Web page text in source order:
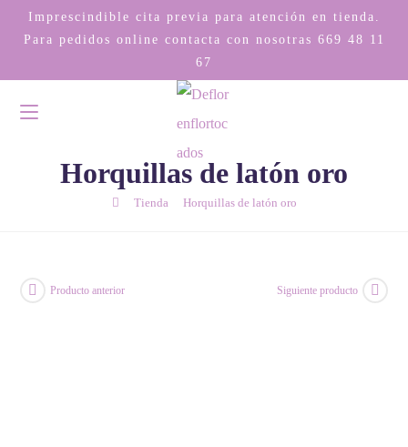
Imprescindible cita previa para atención en tienda.
Para pedidos online contacta con nosotras 669 48 11
67
Horquillas de latón oro
Tienda Horquillas de latón oro
Producto anterior Siguiente producto